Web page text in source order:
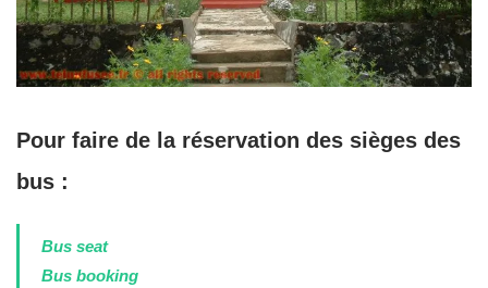
Pour faire de la réservation des sièges des
bus :
Bus seat
Bus booking